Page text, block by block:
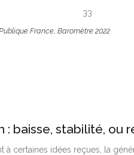
33
France, Baromètre 2022
: baisse, stabilité, ou
à certaines idées reçues, la